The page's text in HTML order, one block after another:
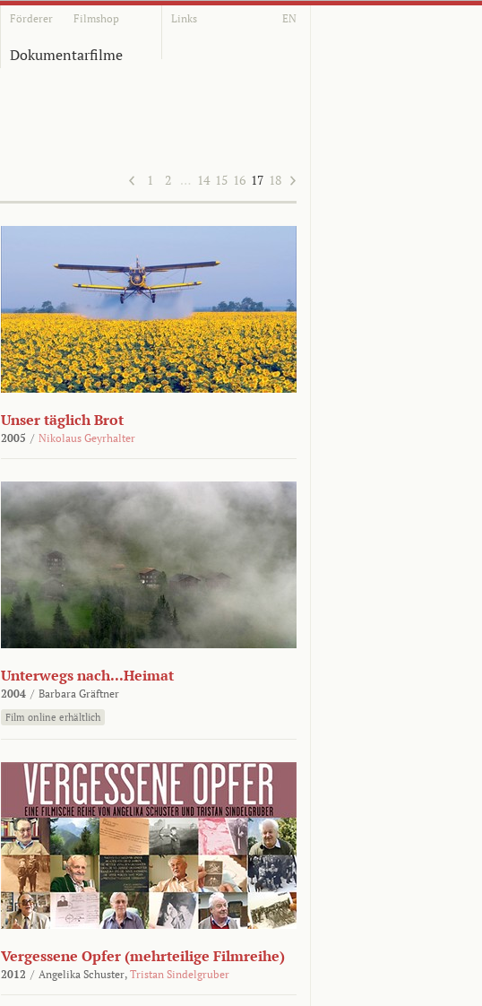
Förderer Filmshop Links EN
Dokumentarfilme
1 2 … 14 15 16 17 18
Unser täglich Brot
2005 / Nikolaus Geyrhalter
Unterwegs nach...Heimat
2004 / Barbara Gräftner
Film online erhältlich
Vergessene Opfer (mehrteilige Filmreihe)
2012 / Angelika Schuster, Tristan Sindelgruber